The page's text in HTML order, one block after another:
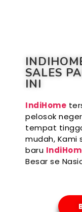
SALES
INI
IndiHome
pelosok
tempat
mudah, Kami
baru
Besar se